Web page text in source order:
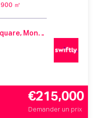
900 ㎡
Apt 16 Watermill Place, Market Square, Monasterevin, County Kildare, W34 XC52, Ireland
€215,000
Demander un prix